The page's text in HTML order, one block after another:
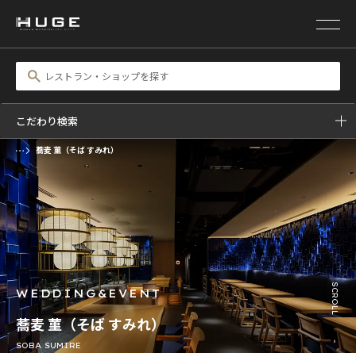
こだわり検索
蕎麦 菫（そば すみれ）
SCROLL
WEDDING&EVENT
蕎麦 菫（そば すみれ）
SOBA SUMIRE